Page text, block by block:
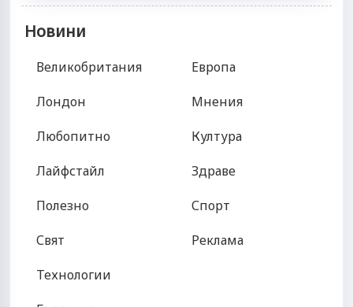
Новини
Великобритания
Лондон
Любопитно
Лайфстайл
Полезно
Свят
Технологии
Европа
Мнения
Култура
Здраве
Спорт
Реклама